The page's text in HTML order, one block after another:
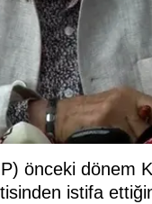
önceki dönem
istifa